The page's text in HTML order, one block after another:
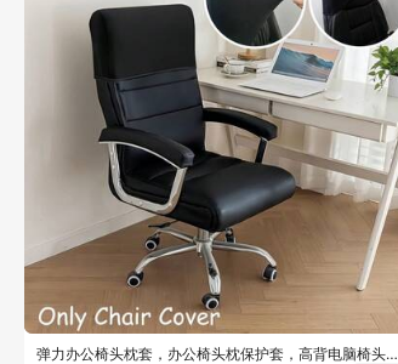
弹力办公椅头枕套，办公椅头枕保护套，高背电脑椅头枕